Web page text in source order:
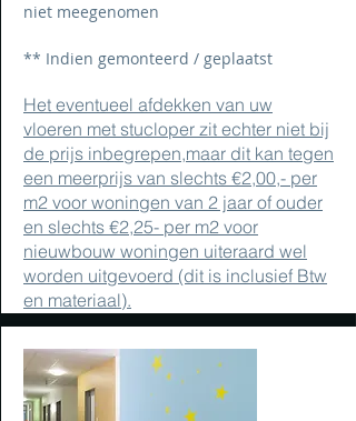
niet meegenomen
** Indien gemonteerd / geplaatst
Het eventueel afdekken van uw
vloeren met stucloper zit echter niet bij
de prijs inbegrepen,maar dit kan tegen
een meerprijs van slechts €2,00,- per
m2 voor woningen van 2 jaar of ouder
en slechts €2,25- per m2 voor
nieuwbouw woningen uiteraard wel
worden uitgevoerd (dit is inclusief Btw
en materiaal).